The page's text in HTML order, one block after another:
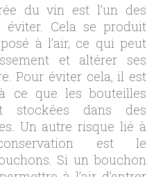
du vin est l’un des
Cela se produit
à l’air, ce qui peut
et altérer ses
Pour éviter cela, il est
ce que les bouteilles
stockées dans des
Un autre risque lié à
est le
Si un bouchon